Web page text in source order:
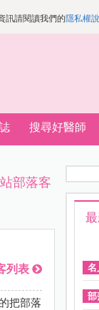
訊請閱讀我們的隱私權
搜尋好醫師
部落客
列表
把部落
名
部